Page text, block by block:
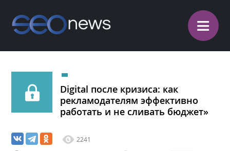
≡
Digital после кризиса: как
рекламодателям эффективно
работать и не сливать бюджет»
2241